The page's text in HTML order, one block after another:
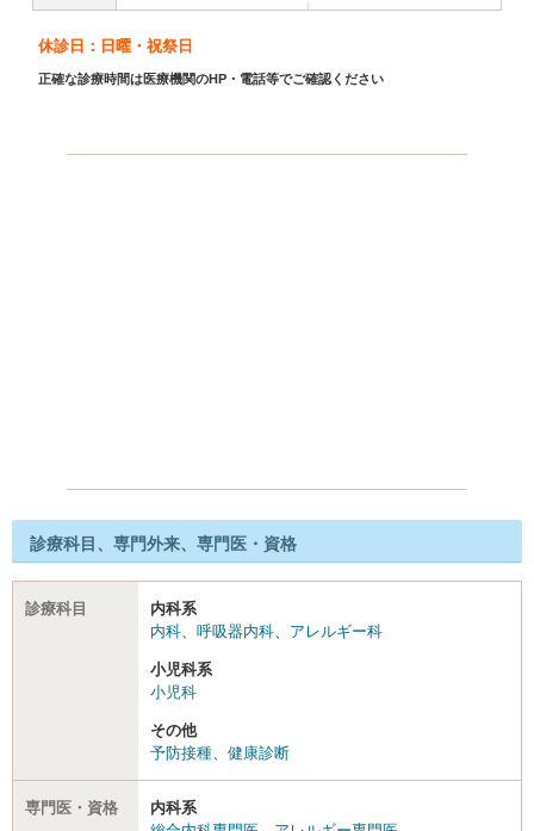
休診日：日曜・祝祭日
正確な診療時間は医療機関のHP・電話等でご確認ください
診療科目、専門外来、専門医・資格
診療科目
内科系
内科、 呼吸器内科、 アレルギー科
小児科系
小児科
その他
予防接種、 健康診断
専門医・資格
内科系